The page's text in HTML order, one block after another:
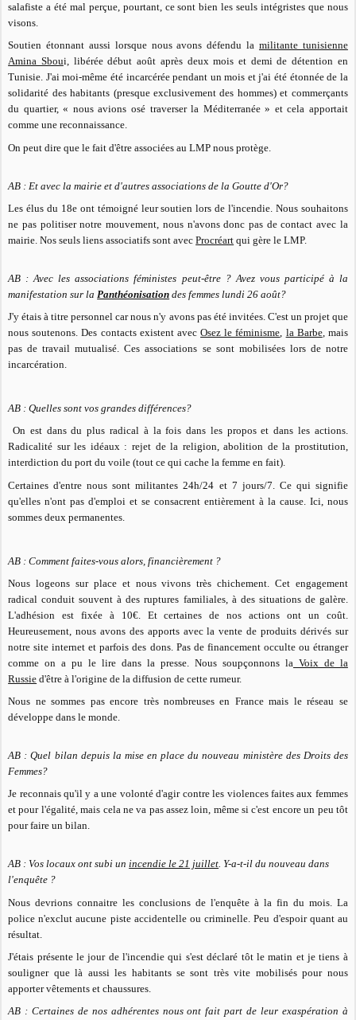
salafiste a été mal perçue, pourtant, ce sont bien les seuls intégristes que nous
visons.
Soutien étonnant aussi lorsque nous avons défendu lamilitante tunisienne
Amina Sboui, libérée début août après deux mois et demi de détention en
Tunisie. J'ai moi-même été incarcérée pendant un mois et j'ai été étonnée de la
solidarité des habitants (presque exclusivement des hommes) et commerçants
du quartier, « nous avions osé traverser la Méditerranée » et cela apportait
comme une reconnaissance.
On peut dire que le fait d'être associées au LMP nous protège.
AB : Et avec la mairie et d'autres associations de la Goutte d'Or?
Les élus du 18e ont témoigné leur soutien lors de l'incendie. Nous souhaitons
ne pas politiser notre mouvement, nous n'avons donc pas de contact avec la
mairie. Nos seuls liens associatifs sont avecProcréart qui gère le LMP.
AB : Avec les associations féministes peut-être ? Avez vous participé à la
manifestation sur la Panthéonisation des femmes lundi 26 août?
J'y étais à titre personnel car nous n'y avons pas été invitées. C'est un projet que
nous soutenons. Des contacts existent avecOsez le féminisme, la Barbe, mais
pas de travail mutualisé. Ces associations se sont mobilisées lors de notre
incarcération.
AB : Quelles sont vos grandes différences?
On est dans du plus radical à la fois dans les propos et dans les actions.
Radicalité sur les idéaux : rejet de la religion, abolition de la prostitution,
interdiction du port du voile (tout ce qui cache la femme en fait).
Certaines d'entre nous sont militantes 24h/24 et 7 jours/7. Ce qui signifie
qu'elles n'ont pas d'emploi et se consacrent entièrement à la cause. Ici, nous
sommes deux permanentes.
AB : Comment faites-vous alors, financièrement ?
Nous logeons sur place et nous vivons très chichement. Cet engagement
radical conduit souvent à des ruptures familiales, à des situations de galère.
L'adhésion est fixée à 10€. Et certaines de nos actions ont un coût.
Heureusement, nous avons des apports avec la vente de produits dérivés sur
notre site internet et parfois des dons. Pas de financement occulte ou étranger
comme on a pu le lire dans la presse. Nous soupçonnons la Voix de la
Russie d'être à l'origine de la diffusion de cette rumeur.
Nous ne sommes pas encore très nombreuses en France mais le réseau se
développe dans le monde.
AB : Quel bilan depuis la mise en place du nouveau ministère des Droits des
Femmes?
Je reconnais qu'il y a une volonté d'agir contre les violences faites aux femmes
et pour l'égalité, mais cela ne va pas assez loin, même si c'est encore un peu tôt
pour faire un bilan.
AB : Vos locaux ont subi unincendie le 21 juillet. Y-a-t-il du nouveau dans
l'enquête ?
Nous devrions connaitre les conclusions de l'enquête à la fin du mois. La
police n'exclut aucune piste accidentelle ou criminelle. Peu d'espoir quant au
résultat.
J'étais présente le jour de l'incendie qui s'est déclaré tôt le matin et je tiens à
souligner que là aussi les habitants se sont très vite mobilisés pour nous
apporter vêtements et chaussures.
AB : Certaines de nos adhérentes nous ont fait part de leur exaspération à